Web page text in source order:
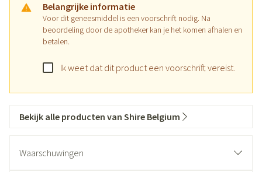
Belangrijke informatie
Voor dit geneesmiddel is een voorschrift nodig. Na
beoordeling door de apotheker kan je het komen afhalen en
betalen.
Ik weet dat dit product een voorschrift vereist.
Bekijk alle producten van Shire Belgium
Waarschuwingen